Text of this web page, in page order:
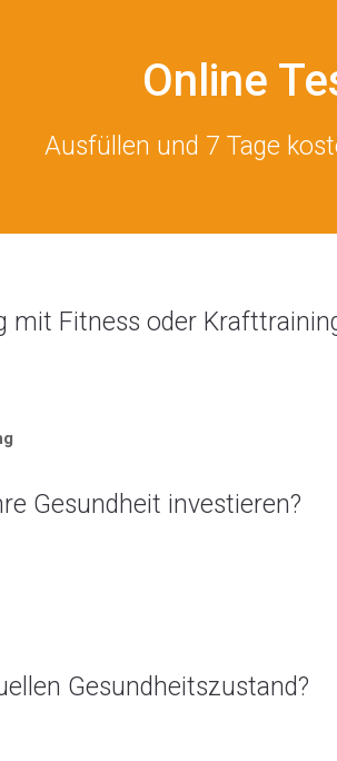
Online
Ausfüllen und 7 Tage
mit Fitness oder
Gesundheit investieren?
Gesundheitszustand?